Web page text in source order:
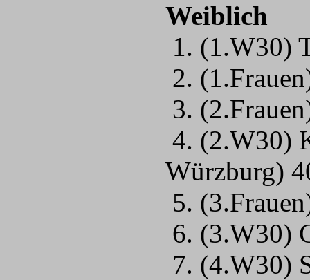
Weiblich
1. (1.W30)
2.
3.
4. (2.W30)
Würzburg)
5.
6. (3.W30)
7. (4.W30)